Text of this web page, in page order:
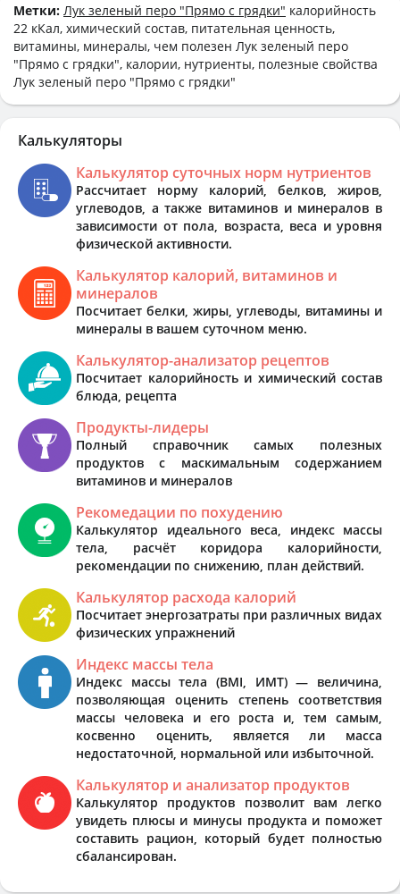
Метки: Лук зеленый перо "Прямо с грядки" калорийность
22 кКал, химический состав, питательная ценность,
витамины, минералы, чем полезен Лук зеленый перо
"Прямо с грядки", калории, нутриенты, полезные свойства
Лук зеленый перо "Прямо с грядки"
Калькуляторы
Калькулятор суточных норм нутриентов
Рассчитает норму калорий, белков, жиров,
углеводов, а также витаминов и минералов в
зависимости от пола, возраста, веса и уровня
физической активности.
Калькулятор калорий, витаминов и
минералов
Посчитает белки, жиры, углеводы, витамины и
минералы в вашем суточном меню.
Калькулятор-анализатор рецептов
Посчитает калорийность и химический состав
блюда, рецепта
Продукты-лидеры
Полный справочник самых полезных
продуктов с маскимальным содержанием
витаминов и минералов
Рекомедации по похудению
Калькулятор идеального веса, индекс массы
тела, расчёт коридора калорийности,
рекомендации по снижению, план действий.
Калькулятор расхода калорий
Посчитает энергозатраты при различных видах
физических упражнений
Индекс массы тела
Индекс массы тела (BMI, ИМТ) — величина,
позволяющая оценить степень соответствия
массы человека и его роста и, тем самым,
косвенно оценить, является ли масса
недостаточной, нормальной или избыточной.
Калькулятор и анализатор продуктов
Калькулятор продуктов позволит вам легко
увидеть плюсы и минусы продукта и поможет
составить рацион, который будет полностью
сбалансирован.